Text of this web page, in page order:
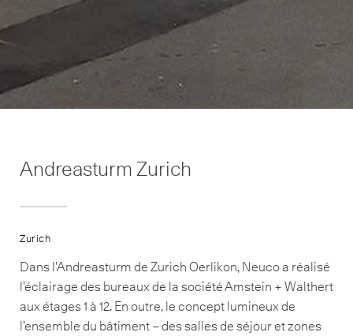
Andreasturm Zurich
Zurich
Dans l’Andreasturm de Zurich Oerlikon, Neuco a réalisé
l’éclairage des bureaux de la société Amstein + Walthert
aux étages 1 à 12. En outre, le concept lumineux de
l’ensemble du bâtiment – des salles de séjour et zones